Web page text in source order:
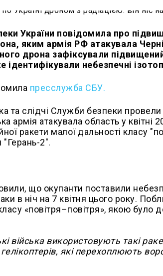
України повідомила про
яким армія РФ атакувала
дрона зафіксували
ідентифікували небезпечні
пресслужба СБУ.
та слідчі Служби безпеки
армія атакувала область у
ракети малої дальності класу
"Герань-2".
що окупанти поставили
в ніч на 7 квітня цього року.
«повітря–повітря», якою було
війська використовують такі
гелікоптерів, які перехоплюють